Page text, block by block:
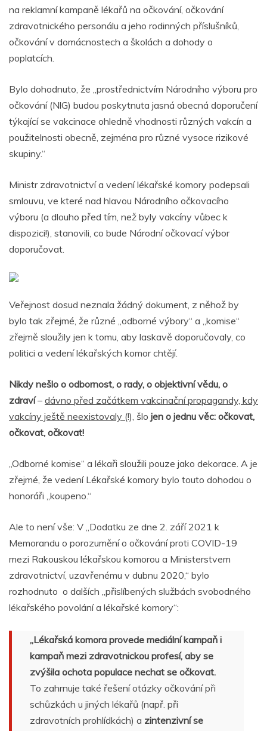
na reklamní kampaně lékařů na očkování, očkování
zdravotnického personálu a jeho rodinných příslušníků,
očkování v domácnostech a školách a dohody o
poplatcích.
Bylo dohodnuto, že „prostřednictvím Národního výboru pro
očkování (NlG) budou poskytnuta jasná obecná doporučení
týkající se vakcinace ohledně vhodnosti různých vakcín a
použitelnosti obecně, zejména pro různé vysoce rizikové
skupiny.“
Ministr zdravotnictví a vedení lékařské komory podepsali
smlouvu, ve které nad hlavou Národního očkovacího
výboru (a dlouho před tím, než byly vakcíny vůbec k
dispozici!), stanovili, co bude Národní očkovací výbor
doporučovat.
Veřejnost dosud neznala žádný dokument, z něhož by
bylo tak zřejmé, že různé „odborné výbory“ a „komise“
zřejmě sloužily jen k tomu, aby laskavě doporučovaly, co
politici a vedení lékařských komor chtějí.
Nikdy nešlo o odbornost, o rady, o objektivní vědu, o
zdraví– dávno před začátkem vakcinační propagandy, kdy
vakcíny ještě neexistovaly (!), šlo jen o jednu věc: očkovat,
očkovat, očkovat!
„Odborné komise“ a lékaři sloužili pouze jako dekorace. A je
zřejmé, že vedení Lékařské komory bylo touto dohodou o
honoráři „koupeno.“
Ale to není vše: V „Dodatku ze dne 2. září 2021 k
Memorandu o porozumění o očkování proti COVID-19
mezi Rakouskou lékařskou komorou a Ministerstvem
zdravotnictví, uzavřenému v dubnu 2020,“ bylo
rozhodnuto o dalších „přislíbených službách svobodného
lékařského povolání a lékařské komory“:
„Lékařská komora provede mediální kampaň i
kampaň mezi zdravotnickou profesí, aby se
zvýšila ochota populace nechat se očkovat.
To zahrnuje také řešení otázky očkování při
schůzkách u jiných lékařů (např. při
zdravotních prohlídkách) a zintenzivní se